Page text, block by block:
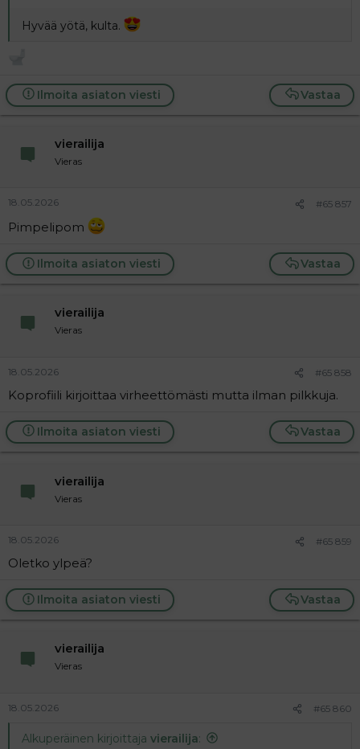
Hyvää yötä, kulta.
Vastaa
Ilmoita asiaton viesti
vierailija
Vieras
18.05.2026 #65 857
Pimpelipom
Vastaa
Ilmoita asiaton viesti
vierailija
Vieras
18.05.2026 #65 858
Koprofiili kirjoittaa virheettömästi mutta ilman pilkkuja.
Vastaa
Ilmoita asiaton viesti
vierailija
Vieras
18.05.2026 #65 859
Oletko ylpeä?
Vastaa
Ilmoita asiaton viesti
vierailija
Vieras
18.05.2026 #65 860
Alkuperäinen kirjoittaja vierailija: